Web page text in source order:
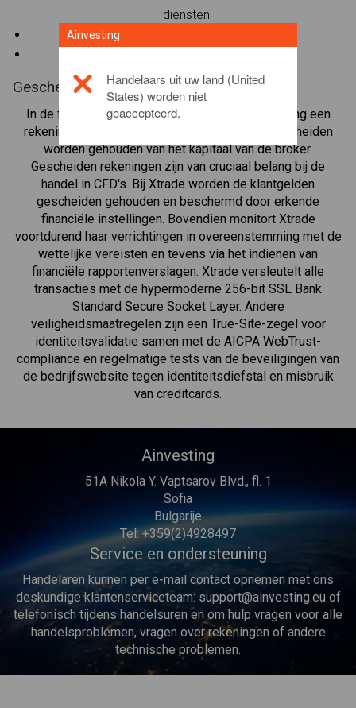
diensten
Gescheiden klantrekeningen
Gescheiden rekeningen
In de financiële handel is een gescheiden rekening een
rekening waarop de activa van de handelaar gescheiden
worden gehouden van het kapitaal van de broker.
Gescheiden rekeningen zijn van cruciaal belang bij de
handel in CFD's. Bij Xtrade worden de klantgelden
gescheiden gehouden en beschermd door erkende
financiële instellingen. Bovendien monitort Xtrade
voortdurend haar verrichtingen in overeenstemming met de
wettelijke vereisten en tevens via het indienen van
financiële rapportenverslagen. Xtrade versleutelt alle
transacties met de hypermoderne 256-bit SSL Bank
Standard Secure Socket Layer. Andere
veiligheidsmaatregelen zijn een True-Site-zegel voor
identiteitsvalidatie samen met de AICPA WebTrust-
compliance en regelmatige tests van de beveiligingen van
de bedrijfswebsite tegen identiteitsdiefstal en misbruik
van creditcards.
Ainvesting
51A Nikola Y. Vaptsarov Blvd., fl. 1
Sofia
Bulgarije
Tel: +359(2)4928497
Service en ondersteuning
Handelaren kunnen per e-mail contact opnemen met ons
deskundige klantenserviceteam: support@ainvesting.eu of
telefonisch tijdens handelsuren en om hulp vragen voor alle
handelsproblemen, vragen over rekeningen of andere
technische problemen.
Ainvesting
Handelaars uit uw land (United
States) worden niet
geaccepteerd.